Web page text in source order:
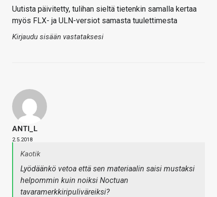
Uutista päivitetty, tulihan sieltä tietenkin samalla kertaa
myös FLX- ja ULN-versiot samasta tuulettimesta
Kirjaudu sisään vastataksesi
ANTI_L
2.5.2018
Kaotik
Lyödäänkö vetoa että sen materiaalin saisi mustaksi
helpommin kuin noiksi Noctuan
tavaramerkkiripuliväreiksi?